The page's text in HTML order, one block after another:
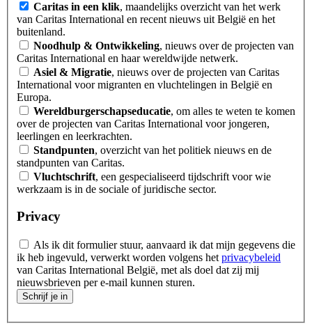
Caritas in een klik, maandelijks overzicht van het werk
van Caritas International en recent nieuws uit België en het
buitenland.
Noodhulp & Ontwikkeling, nieuws over de projecten van
Caritas International en haar wereldwijde netwerk.
Asiel & Migratie, nieuws over de projecten van Caritas
International voor migranten en vluchtelingen in België en
Europa.
Wereldburgerschapseducatie, om alles te weten te komen
over de projecten van Caritas International voor jongeren,
leerlingen en leerkrachten.
Standpunten, overzicht van het politiek nieuws en de
standpunten van Caritas.
Vluchtschrift, een gespecialiseerd tijdschrift voor wie
werkzaam is in de sociale of juridische sector.
Privacy
ik heb ingevuld, verwerkt worden volgens het privacybeleid
van Caritas International België, met als doel dat zij mij
nieuwsbrieven per e-mail kunnen sturen.
Schrijf je in